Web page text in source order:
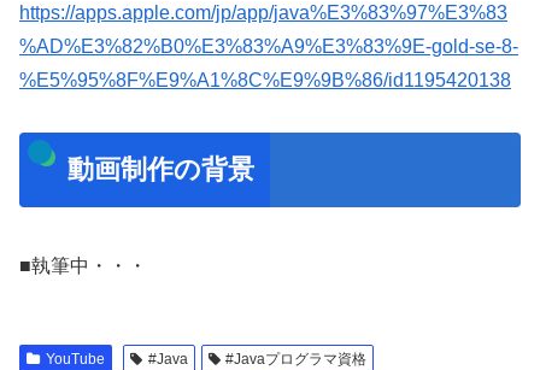
https://apps.apple.com/jp/app/java%E3%83%97%E3%83
%AD%E3%82%B0%E3%83%A9%E3%83%9E-gold-se-8-
%E5%95%8F%E9%A1%8C%E9%9B%86/id1195420138
動画制作の背景
■執筆中・・・
YouTube #Java
#Javaプログラマ資格